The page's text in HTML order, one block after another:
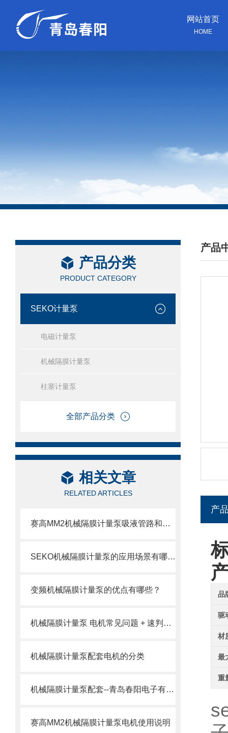
网站首页
HOME
产品分类
PRODUCT CATEGORY
SEKO计量泵
电磁计量泵
机械隔膜计量泵
柱塞计量泵
全部产品分类
相关文章
RELATED ARTICLES
赛高MM2机械隔膜计量泵吸液管路和排液管路安装注意事项
SEKO机械隔膜计量泵的应用场景有哪些？
变频机械隔膜计量泵的优点有哪些？
机械隔膜计量泵 电机常见问题 + 速判速修
机械隔膜计量泵配套电机的分类
机械隔膜计量泵配套--青岛春阳电子有限公司
赛高MM2机械隔膜计量泵电机使用说明
产品
/
产
品
驱
材
最
重